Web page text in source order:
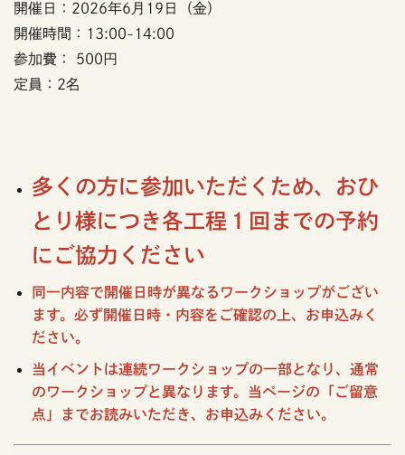
開催日：2026年6月19日（金）
開催時間：13:00-14:00
参加費： 500円
定員：2名
多くの方に参加いただくため、おひ
とり様につき各工程１回までの予約
にご協力ください
同一内容で開催日時が異なるワークショップがござい
ます。必ず開催日時・内容をご確認の上、お申込みく
ださい。
当イベントは連続ワークショップの一部となり、通常
のワークショップと異なります。当ページの「ご留意
点」までお読みいただき、お申込みください。